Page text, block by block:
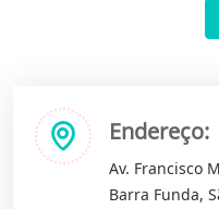
Endereço:
Av. Francisco
Barra Funda,